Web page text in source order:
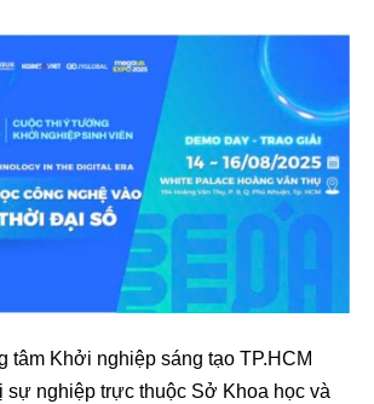
tâm Khởi nghiệp sáng tạo TP.HCM
sự nghiệp trực thuộc Sở Khoa học và